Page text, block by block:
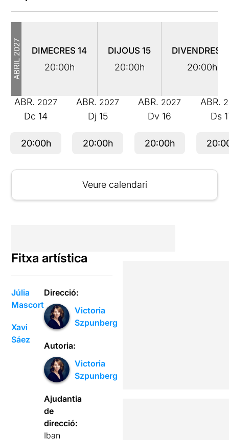
ABRIL
2027 DIMECRES14
20:00h
DIJOUS15
20:00h
DIVENDRES
20:00h
ABR. 2027
Dc14
20:00h
ABR. 2027
Dj 15
20:00h
ABR. 2027
Dv16
20:00h
ABR.
Ds
Veure calendari
Fitxa artística
Júlia
Mascort
Xavi
Sáez
Direcció:
Victoria
Szpunberg
Autoria:
Victoria
Szpunberg
Ajudantia
de
direcció:
Iban